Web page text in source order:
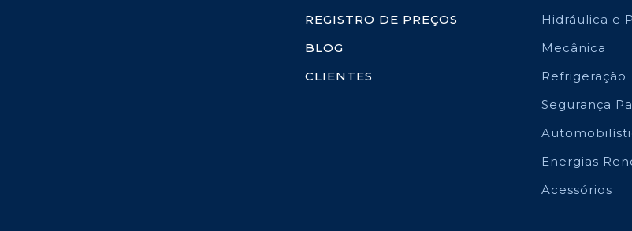
REGISTRO DE PREÇOS
BLOG
CLIENTES
Hidráulica e
Mecânica
Refrigeração
Segurança
Energias
Acessórios